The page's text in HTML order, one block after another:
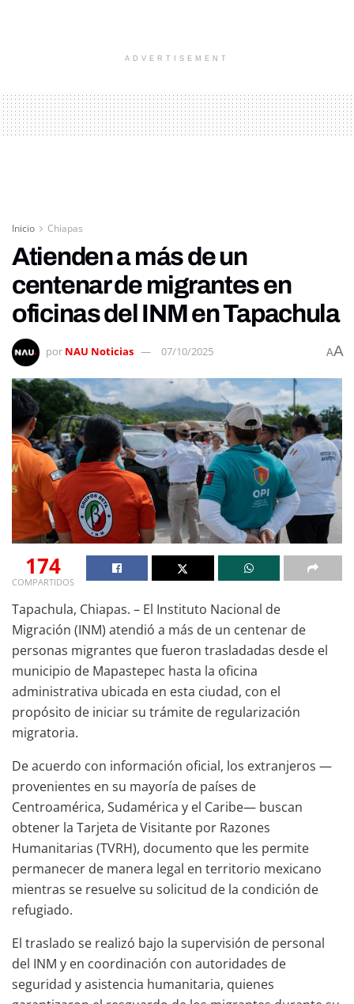
ADVERTISEMENT
Inicio Chiapas
Atienden a más de un
centenar de migrantes en
oficinas del INM en Tapachula
por NAU Noticias 07/10/2025 AA
174
COMPARTIDOS
Tapachula, Chiapas. – El Instituto Nacional de
Migración (INM) atendió a más de un centenar de
personas migrantes que fueron trasladadas desde el
municipio de Mapastepec hasta la oficina
administrativa ubicada en esta ciudad, con el
propósito de iniciar su trámite de regularización
migratoria.
De acuerdo con información oficial, los extranjeros —
provenientes en su mayoría de países de
Centroamérica, Sudamérica y el Caribe— buscan
obtener la Tarjeta de Visitante por Razones
Humanitarias (TVRH), documento que les permite
permanecer de manera legal en territorio mexicano
mientras se resuelve su solicitud de la condición de
refugiado.
El traslado se realizó bajo la supervisión de personal
del INM y en coordinación con autoridades de
seguridad y asistencia humanitaria, quienes